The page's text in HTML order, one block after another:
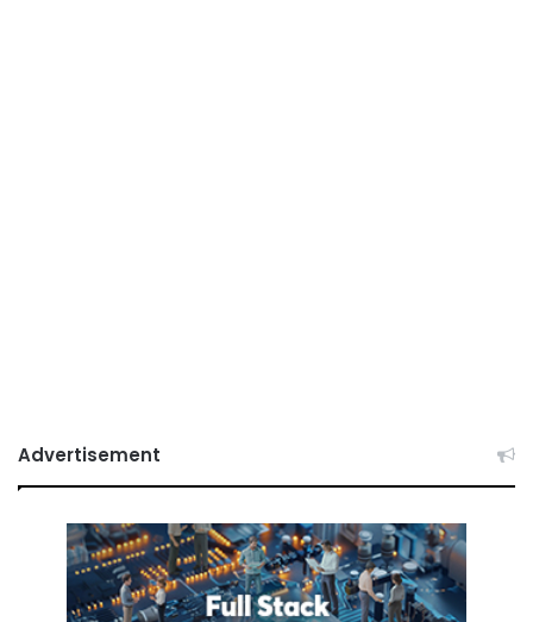
Advertisement